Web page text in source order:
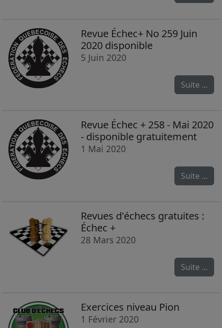
Revue Échec+ No 259 Juin
2020 disponible
5 Juin 2020
Suite ...
Revue Échec + 258 - Mai 2020
- disponible gratuitement
1 Mai 2020
Suite ...
Revues d'échecs gratuites :
Échec +
28 Mars 2020
Suite ...
Exercices niveau Pion
1 Février 2020